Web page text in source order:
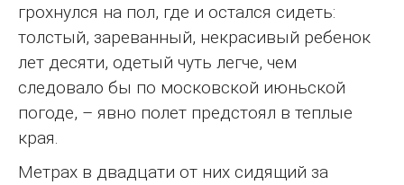
грохнулся на пол, где и остался сидеть:
толстый, зареванный, некрасивый ребенок
лет десяти, одетый чуть легче, чем
следовало бы по московской июньской
погоде, – явно полет предстоял в теплые
края.
Метрах в двадцати от них сидящий за